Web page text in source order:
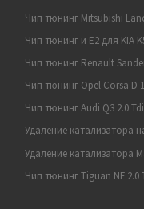
Чип тюнинг Mitsubishi
Чип тюнинг и E2 для KIA
Чип тюнинг Renault
Чип тюнинг Opel Corsa D
Чип тюнинг Audi Q3 2.0 Tdi
Удаление катализатора
Удаление катализатора
Чип тюнинг Tiguan NF 2.0